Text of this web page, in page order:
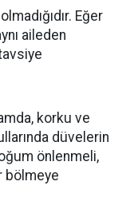
Eğer
aileden
korku ve
düvelerin
önlenmeli,
bölmeye